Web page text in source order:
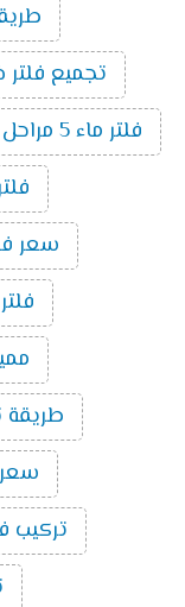
تجميع
فلتر ماء 5 مراحل
سعر
فلتر
طريقة
سعر
تركيب